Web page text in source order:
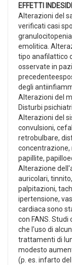
EFFETTI
Alterazioni del
verificati casi
emolitica.
tipo anafilattico
osservate in
degli
Alterazioni del
Disturbi
Alterazioni del
convulsioni,
retrobulbare,
concentrazione,
papillite,
Alterazione
auricolari,
palpitazioni,
ipertensione,
cardiaca sono
con FANS.
che l'uso di
trattamenti di
modesto
(p. es. infarto